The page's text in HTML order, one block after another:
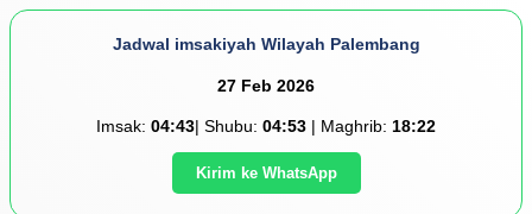
Jadwal imsakiyah Wilayah Palembang
27 Feb 2026
Imsak: 04:43| Shubu: 04:53 | Maghrib: 18:22
Kirim ke WhatsApp